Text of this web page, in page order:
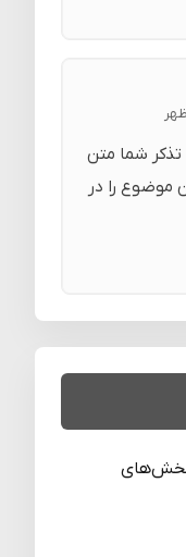
تذکر شما متن
موضوع را در